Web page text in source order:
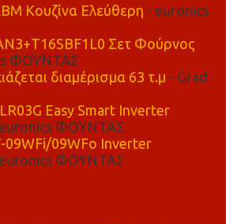
Κουζίνα Ελεύθερη - euronics
Σετ Φούρνος
ΦΟΥΝΤΑΣ
διαμέρισμα 63 τ.μ - Grad
Easy Smart Inverter
ΦΟΥΝΤΑΣ
09WFi/09WFo Inverter
ΦΟΥΝΤΑΣ